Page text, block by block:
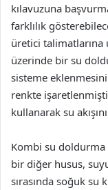
kılavuzuna
farklılık
üretici talimatlarına
üzerinde bir su
sisteme
renkte
kullanarak su
Kombi su doldurma
bir diğer husus,
sırasında soğuk su